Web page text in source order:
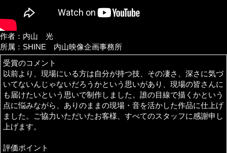
作者：内山 光
所属：SHINE 内山映像企画事務所
受賞のコメント
以前より、現場にいる方は自分が持つ技、その凄さ、深さに気づ
いてないんじゃないだろうかという思いがあり、現場の皆さんに
も届けたいという思いで制作しました。誰の目線で描くかという
点に悩みながら、ありのままの現場・音を活かした作品に仕上げ
ました。ご協力いただいたお客様、すべてのスタッフに感謝申し
上げます。
評価ポイント